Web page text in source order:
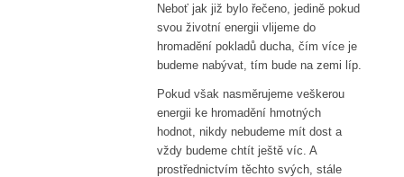
Neboť jak již bylo řečeno, jedině pokud
svou životní energii vlijeme do
hromadění pokladů ducha, čím více je
budeme nabývat, tím bude na zemi líp.
Pokud však nasměrujeme veškerou
energii ke hromadění hmotných
hodnot, nikdy nebudeme mít dost a
vždy budeme chtít ještě víc. A
prostřednictvím těchto svých, stále